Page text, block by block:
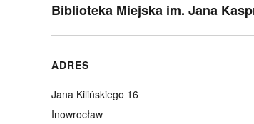
Biblioteka Miejska im. Jana
ADRES
Jana Kilińskiego 16
Inowrocław